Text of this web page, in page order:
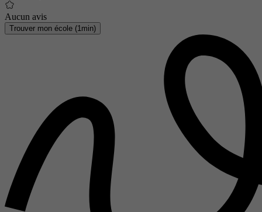
Aucun avis
Trouver mon école (1min)